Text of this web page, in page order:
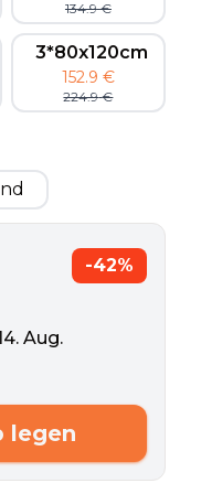
134.9 €
3*80x120cm
152.9 €
224.9 €
-42%
Aug.
legen